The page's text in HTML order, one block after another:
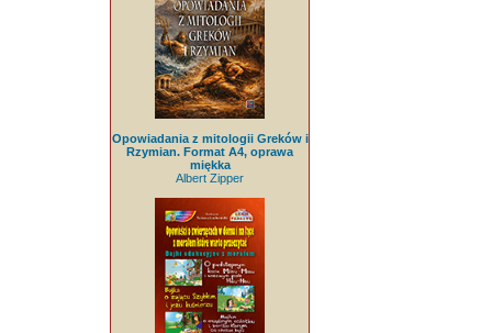
Opowiadania z mitologii Greków i
Rzymian. Format A4, oprawa
miękka
Albert Zipper